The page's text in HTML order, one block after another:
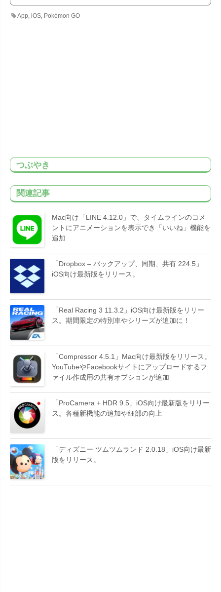
App ,iOS Pokémon GO
つぶやき
関連記事
Mac向け「LINE 4.12.0」で、タイムラインのコメ
ントにアニメーションを表示でき「いいね」機能を
追加
「Dropbox – バックアップ、同期、共有 224.5」
iOS向け最新版をリリース。
「Real Racing 3 11.3.2」iOS向け最新版をリリー
ス。期間限定の特別車やシリーズが追加に！
「Compressor 4.5.1」Mac向け最新版をリリース。
YouTubeやFacebookサイトにアップロードするフ
ァイル作成用の共有オプションが追加
「ProCamera + HDR 9.5」iOS向け最新版をリリー
ス。各種新機能の追加や細部の向上
「ディズニー ツムツムランド 2.0.18」iOS向け最新
版をリリース。